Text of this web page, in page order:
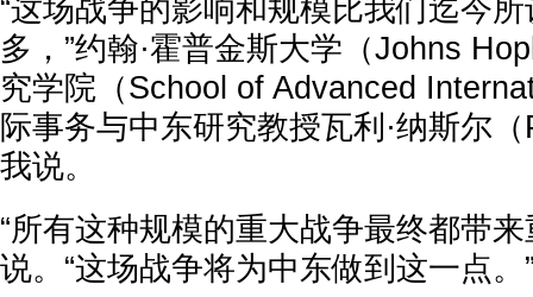
“这场战争的影响和规模比我们迄今
多，”约翰·霍普金斯大学（Johns
究学院（School of Advanced
际事务与中东研究教授瓦利·纳斯尔
我说。
“所有这种规模的重大战争最终都带
说。“这场战争将为中东做到这一点。